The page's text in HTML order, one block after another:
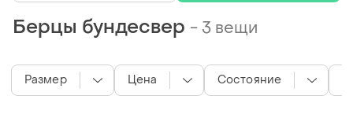
Берцы бундесвер - 3 вещи
Размер Цена Состояние